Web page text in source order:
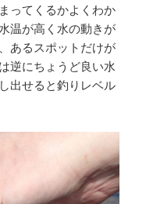
ってくるかよくわか
温が高く水の動きが
あるスポットだけが
逆にちょうど良い水
出せると釣りレベル